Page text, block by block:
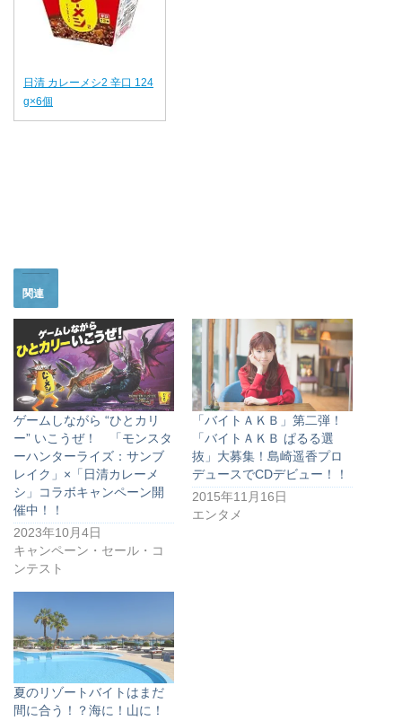
日清 カレーメシ2 辛口 124
g×6個
関連
ゲームしながら “ひとカリ
ー” いこうぜ！ 「モンスタ
ーハンターライズ：サンブ
レイク」×「日清カレーメ
シ」コラボキャンペーン開
催中！！
2023年10月4日
キャンペーン・セール・コ
ンテスト
「バイトＡＫＢ」第二弾！
「バイトＡＫＢ ぱるる選
抜」大募集！島崎遥香プロ
デュースでCDデビュー！！
2015年11月16日
エンタメ
夏のリゾートバイトはまだ
間に合う！？海に！山に！